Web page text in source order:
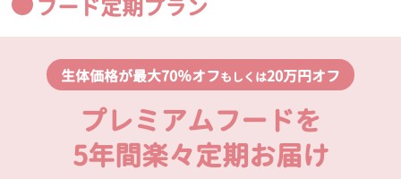
フード定期プラン
生体価格が最大70％オフもしくは20万円オフ
プレミアムフードを
5年間楽々定期お届け